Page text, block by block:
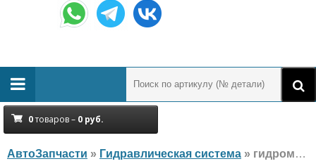
0товаров – 0 руб.
АвтоЗапчасти » Гидравлическая система » гидромотор Оригинал TE0050CW260KAAD WTE0050CW260KAAD Hytrol, Tetra Pak, Crown, новый